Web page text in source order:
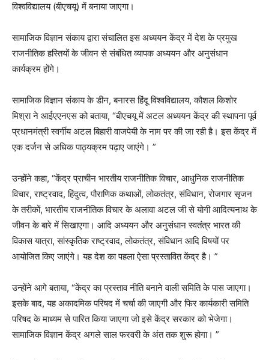
विश्वविद्यालय (बीएचयू) में बनाया जाएगा।
सामाजिक विज्ञान संकाय द्वारा संचालित इस अध्ययन केंद्र में देश के प्रमुख
राजनीतिक हस्तियों के जीवन से संबंधित व्यापक अध्ययन और अनुसंधान
कार्यक्रम होंगे।
सामाजिक विज्ञान संकाय के डीन, बनारस हिंदू विश्वविद्यालय, कौशल किशोर
मिश्रा ने आईएएनएस को बताया, “बीएचयू में अटल अध्ययन केंद्र की स्थापना पूर्व
प्रधानमंत्री स्वर्गीय अटल बिहारी वाजपेयी के नाम पर की जा रही है। इस केंद्र में
एक दर्जन से अधिक पाठ्यक्रम पढ़ाए जाएंगे। ”
उन्होंने कहा, “केंद्र प्राचीन भारतीय राजनीतिक विचार, आधुनिक राजनीतिक
विचार, राष्ट्रवाद, हिंदुत्व, पौराणिक कथाओं, लोकतंत्र, संविधान, रोजगार सृजन
के तरीकों, भारतीय राजनीतिक विचार के अलावा अटल जी से योगी आदित्यनाथ के
जीवन के बारे में सिखाएगा। आदि अध्ययन और अनुसंधान स्वतंत्र भारत की
विकास यात्रा, सांस्कृतिक राष्ट्रवाद, लोकतंत्र, संविधान आदि विषयों पर
आयोजित किए जाएंगे। यह देश का पहला ऐसा प्रस्तावित केंद्र है। ”
उन्होंने आगे बताया, “केंद्र का प्रस्ताव नीति बनाने वाली समिति के पास जाएगा।
इसके बाद, यह अकादमिक परिषद में चर्चा की जाएगी और फिर कार्यकारी समिति
परिषद के माध्यम से पारित किया जाएगा जो इसे केंद्र सरकार को भेजेगा।
सामाजिक विज्ञान केंद्र अगले साल फरवरी के अंत तक शुरू होगा। ”